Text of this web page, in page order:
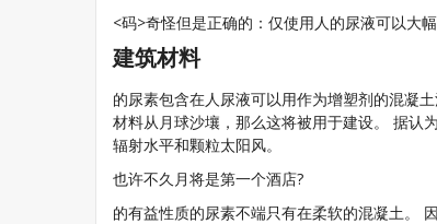
<码>奇怪但是正确的：仅使用人的尿液可以大
建筑材料
的尿素包含在人尿液可以用作为增塑剂的混凝
材料从月球沙壤，那么这将被用于建设。 据认
辐射水平和颗粒太阳风。
也许不久月将是第一个酒店?
的有益性质的尿素不端只有在柔软的混凝土。